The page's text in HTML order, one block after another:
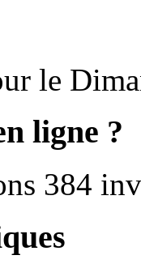
le
ligne ?
384